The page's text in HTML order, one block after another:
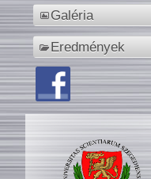
Galéria
Eredmények